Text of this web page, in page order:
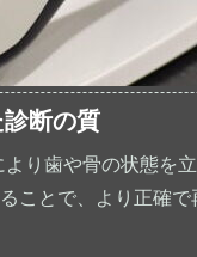
断の質
り歯や骨の状態を
ことで、より正確